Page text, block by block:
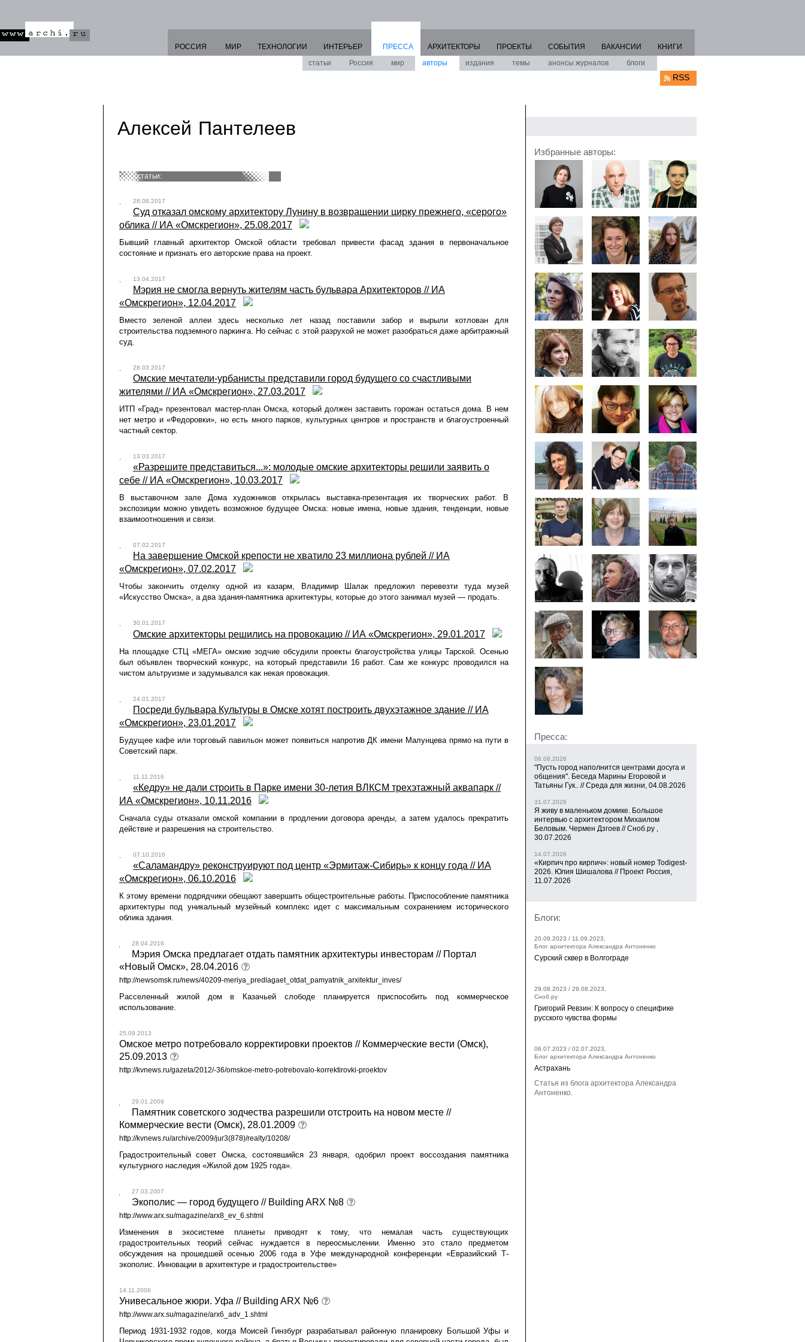
РОССИЯ МИР ТЕХНОЛОГИИ ИНТЕРЬЕР
ПРЕССА
статьи
Россия мир авторы издания темы анонсы журналов блоги
АРХИТЕКТОРЫ ПРОЕКТЫ СОБЫТИЯ ВАКАНСИИ КНИГИ
RSS
Алексей Пантелеев
статьи:
28.08.2017
Суд отказал омскому архитектору Лунину в возвращении цирку прежнего, «серого»
облика // ИА «Омскрегион», 25.08.2017
Бывший главный архитектор Омской области требовал привести фасад здания в первоначальное
состояние и признать его авторские права на проект.
13.04.2017
Мэрия не смогла вернуть жителям часть бульвара Архитекторов // ИА
«Омскрегион», 12.04.2017
Вместо зеленой аллеи здесь несколько лет назад поставили забор и вырыли котлован для
строительства подземного паркинга. Но сейчас с этой разрухой не может разобраться даже арбитражный
суд.
28.03.2017
Омские мечтатели-урбанисты представили город будущего со счастливыми
жителями // ИА «Омскрегион», 27.03.2017
ИТП «Град» презентовал мастер-план Омска, который должен заставить горожан остаться дома. В нем
нет метро и «Федоровки», но есть много парков, культурных центров и пространств и благоустроенный
частный сектор.
13.03.2017
«Разрешите представиться...»: молодые омские архитекторы решили заявить о
себе // ИА «Омскрегион», 10.03.2017
В выставочном зале Дома художников открылась выставка-презентация их творческих работ. В
экспозиции можно увидеть возможное будущее Омска: новые имена, новые здания, тенденции, новые
взаимоотношения и связи.
07.02.2017
На завершение Омской крепости не хватило 23 миллиона рублей // ИА
«Омскрегион», 07.02.2017
Чтобы закончить отделку одной из казарм, Владимир Шалак предложил перевезти туда музей
«Искусство Омска», а два здания-памятника архитектуры, которые до этого занимал музей — продать.
30.01.2017
Омские архитекторы решились на провокацию // ИА «Омскрегион», 29.01.2017
На площадке СТЦ «МЕГА» омские зодчие обсудили проекты благоустройства улицы Тарской. Осенью
был объявлен творческий конкурс, на который представили 16 работ. Сам же конкурс проводился на
чистом альтруизме и задумывался как некая провокация.
24.01.2017
Посреди бульвара Культуры в Омске хотят построить двухэтажное здание // ИА
«Омскрегион», 23.01.2017
Будущее кафе или торговый павильон может появиться напротив ДК имени Малунцева прямо на пути в
Советский парк.
11.11.2016
«Кедру» не дали строить в Парке имени 30-летия ВЛКСМ трехэтажный аквапарк //
ИА «Омскрегион», 10.11.2016
Сначала суды отказали омской компании в продлении договора аренды, а затем удалось прекратить
действие и разрешения на строительство.
07.10.2016
«Саламандру» реконструируют под центр «Эрмитаж-Сибирь» к концу года // ИА
«Омскрегион», 06.10.2016
К этому времени подрядчики обещают завершить общестроительные работы. Приспособление памятника
архитектуры под уникальный музейный комплекс идет с максимальным сохранением исторического
облика здания.
28.04.2016
Мэрия Омска предлагает отдать памятник архитектуры инвесторам // Портал
«Новый Омск», 28.04.2016
http://newsomsk.ru/news/40209-meriya_predlagaet_otdat_pamyatnik_arxitektur_inves/
Расселенный жилой дом в Казачьей слободе планируется приспособить под коммерческое
использование.
25.09.2013
Омское метро потребовало корректировки проектов // Коммерческие вести (Омск),
25.09.2013
http://kvnews.ru/gazeta/2012/-36/omskoe-metro-potrebovalo-korrektirovki-proektov
29.01.2009
Памятник советского зодчества разрешили отстроить на новом месте //
Коммерческие вести (Омск), 28.01.2009
http://kvnews.ru/archive/2009/jur3(878)/realty/10208/
Градостроительный совет Омска, состоявшийся 23 января, одобрил проект воссоздания памятника
культурного наследия «Жилой дом 1925 года».
27.03.2007
Экополис — город будущего // Building ARX №8
http://www.arx.su/magazine/arx8_ev_6.shtml
Изменения в экосистеме планеты приводят к тому, что немалая часть существующих
градостроительных теорий сейчас нуждается в переосмыслении. Именно это стало предметом
обсуждения на прошедшей осенью 2006 года в Уфе международной конференции «Евразийский Т-
экополис. Инновации в архитектуре и градостроительстве»
14.11.2006
Унивесальное жюри. Уфа // Building ARX №6
http://www.arx.su/magazine/arx6_adv_1.shtml
Период 1931-1932 годов, когда Моисей Гинзбург разрабатывал районную планировку Большой Уфы и
Избранные авторы:
Пресса:
06.08.2026
"Пусть город наполнится центрами досуга и
общения". Беседа Марины Егоровой и
Татьяны Гук.. // Среда для жизни, 04.08.2026
31.07.2026
Я живу в маленьком домике. Большое
интервью с архитектором Михаилом
Беловым. Чермен Дзгоев // Сноб.ру ,
30.07.2026
14.07.2026
«Кирпич про кирпич»: новый номер Todigest-
2026. Юлия Шишалова // Проект Россия,
11.07.2026
Блоги:
20.09.2023 / 11.09.2023,
Блог архитектора Александра Антоненко
Сурский сквер в Волгограде
29.08.2023 / 29.08.2023,
Сноб.ру
Григорий Ревзин: К вопросу о специфике
русского чувства формы
06.07.2023 / 02.07.2023,
Блог архитектора Александра Антоненко
Астрахань
Статья из блога архитектора Александра
Антоненко.